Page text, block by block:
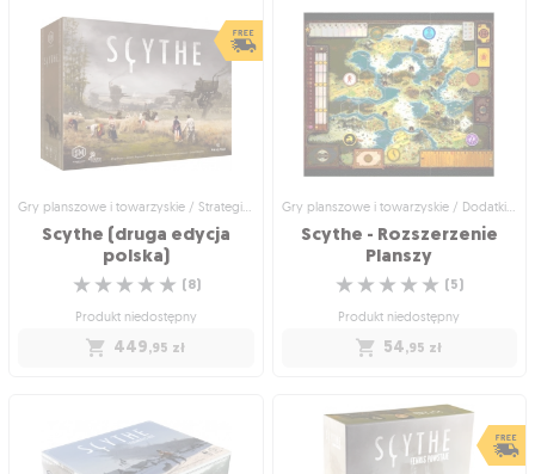
Scythe (edycja angielska)
Angielska edycja bestsellerowej gry
ekonomicznej
☆
☆
☆
☆
☆ (3)
Wysyłka jutro
do gier
Scythe: Encounters
32 wyjątkowe karty zainspirowane
pomysłami fanów gry Scythe
☆
☆
☆
☆
☆ (2)
Wysyłka jutro
Gry planszowe i towarzyskie / Strategiczne gry planszowe
Scythe (druga edycja
polska)
☆
☆
☆
☆
☆ (8)
Produkt niedostępny
449,95 zł
Scythe (druga edycja
polska)
Gry planszowe i towarzyskie / Dodatki do gier
Scythe - Rozszerzenie
Planszy
☆
☆
☆
☆
☆ (5)
Produkt niedostępny
54,95 zł
do gier
Scythe - Rozszerzenie
Planszy